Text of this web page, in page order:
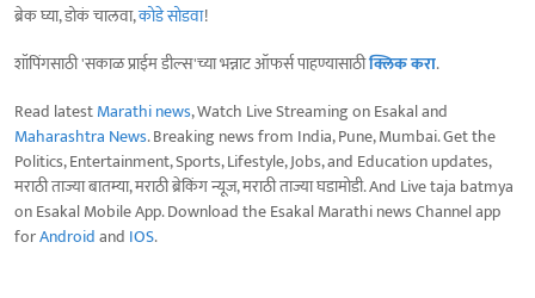
ब्रेक घ्या, डोकं चालवा,कोडे सोडवा!
शॉपिंगसाठी 'सकाळ प्राईम डील्स'च्या भन्नाट ऑफर्स पाहण्यासाठीक्लिक करा.
Read latestMarathi news, Watch Live Streaming on Esakal and
Maharashtra News. Breaking news from India, Pune, Mumbai. Get the
Politics, Entertainment, Sports, Lifestyle, Jobs, and Education updates,
मराठी ताज्या बातम्या, मराठी ब्रेकिंग न्यूज, मराठी ताज्या घडामोडी. And Live taja batmya
on Esakal Mobile App. Download the Esakal Marathi news Channel app
forAndroidand IOS.